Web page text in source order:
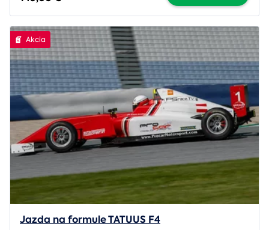
Akcia
Jazda na formule TATUUS F4